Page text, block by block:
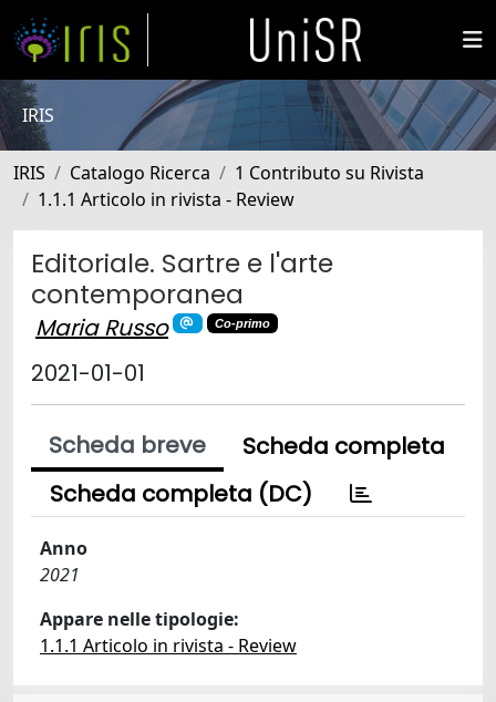
IRIS
IRIS Catalogo Ricerca
1 Contributo su Rivista
1.1.1 Articolo in rivista - Review
Editoriale. Sartre e l'arte
contemporanea
Maria Russo Co-primo
2021-01-01
Scheda breve
Scheda completa
Scheda completa (DC)
Anno
2021
Appare nelle tipologie:
1.1.1 Articolo in rivista - Review